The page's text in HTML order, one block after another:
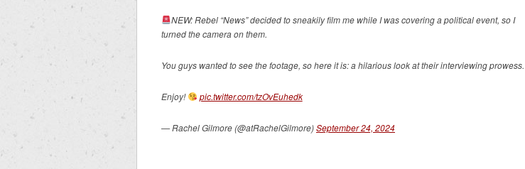
NEW: Rebel “News” decided to sneakily film me while I was covering a political event, so I
turned the camera on them.
You guys wanted to see the footage, so here it is: a hilarious look at their interviewing prowess.
Enjoy! pic.twitter.com/tzOvEuhedk
— Rachel Gilmore (@atRachelGilmore)September 24, 2024